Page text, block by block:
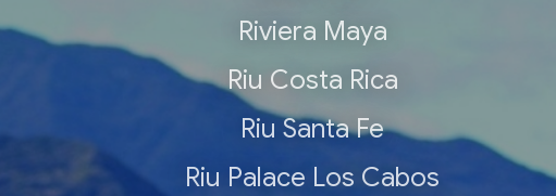
Riviera Maya
Riu Costa Rica
Riu Santa Fe
Riu Palace Los Cabos